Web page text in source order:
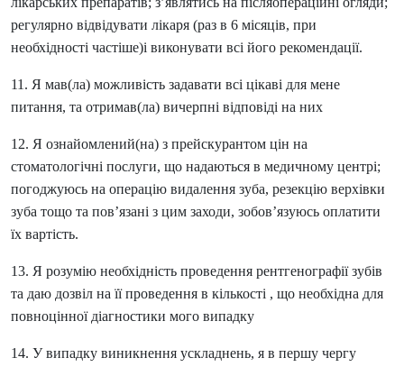
регулярно відвідувати лікаря (раз в 6 місяців, при
необхідності частіше)і виконувати всі його рекомендації.
11. Я мав(ла) можливість задавати всі цікаві для мене
питання, та отримав(ла) вичерпні відповіді на них
12. Я ознайомлений(на) з прейскурантом цін на
стоматологічні послуги, що надаються в медичному центрі;
погоджуюсь на операцію видалення зуба, резекцію верхівки
зуба тощо та пов’язані з цим заходи, зобов’язуюсь оплатити
їх вартість.
13. Я розумію необхідність проведення рентгенографії зубів
та даю дозвіл на її проведення в кількості , що необхідна для
повноцінної діагностики мого випадку
14. У випадку виникнення ускладнень, я в першу чергу